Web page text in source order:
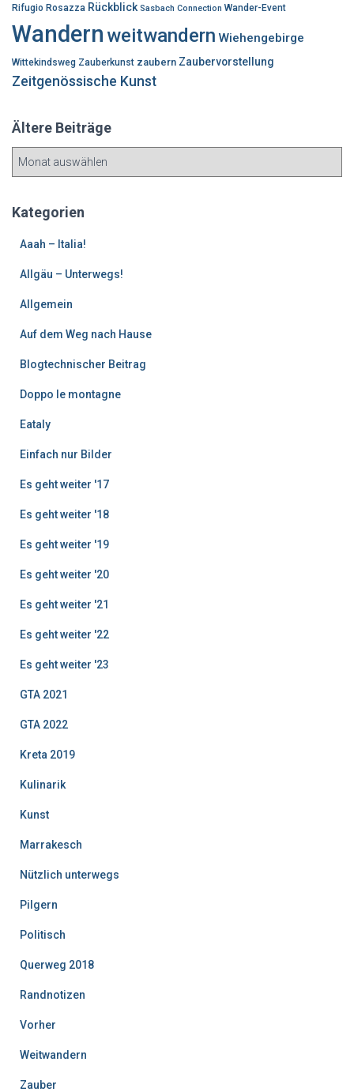
Rifugio Rosazza Rückblick Sasbach Connection Wander-Event
Wandern weitwandern Wiehengebirge
Wittekindsweg Zauberkunst zaubern Zaubervorstellung
Zeitgenössische Kunst
Ältere Beiträge
e
Kategorien
Aaah – Italia!
Allgäu – Unterwegs!
Allgemein
Auf dem Weg nach Hause
Blogtechnischer Beitrag
Doppo le montagne
Eataly
Einfach nur Bilder
Es geht weiter '17
Es geht weiter '18
Es geht weiter '19
Es geht weiter '20
Es geht weiter '21
Es geht weiter '22
Es geht weiter '23
GTA 2021
GTA 2022
Kreta 2019
Kulinarik
Kunst
Marrakesch
Nützlich unterwegs
Pilgern
Politisch
Querweg 2018
Randnotizen
Vorher
Weitwandern
Zauber